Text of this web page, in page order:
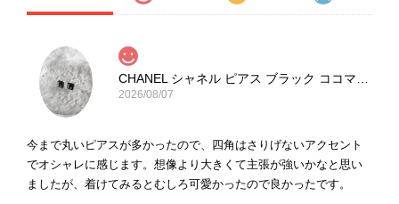
2026/08/07
今まで丸いピアスが多かったので、四角はさりげないアクセント
でオシャレに感じます。想像より大きくて主張が強いかなと思い
ましたが、着けてみるとむしろ可愛かったので良かったです。